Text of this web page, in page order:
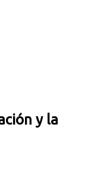
y la